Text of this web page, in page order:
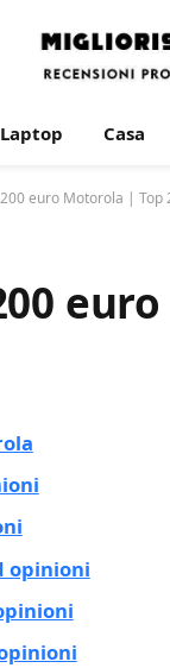
Laptop Casa
euro Motorola | Top
opinioni